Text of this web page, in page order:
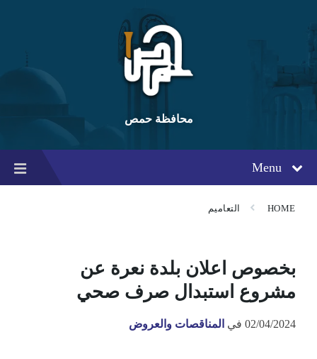
content
main
navigation
footer
محافظة حمص
Menu
HOME التعاميم
بخصوص اعلان بلدة نعرة عن
مشروع استبدال صرف صحي
02/04/2024 في المناقصات والعروض